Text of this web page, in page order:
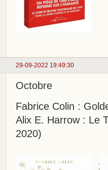
29-09-2022 19:49:30
Octobre
Fabrice Colin :
Alix E. Harrow : Le
2020)